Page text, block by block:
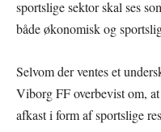
sportslige sektor skal ses
både økonomisk og
Selvom der ventes et
Viborg FF overbevist om,
afkast i form af sportslige